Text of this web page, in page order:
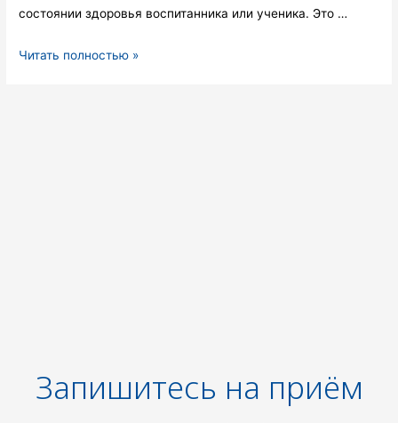
состоянии здоровья воспитанника или ученика. Это …
Медкомиссия
Читать полностью »
Запишитесь на приём